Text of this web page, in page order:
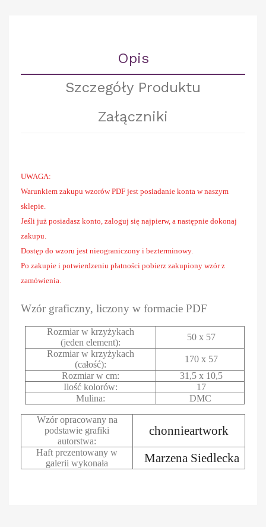
Opis
Szczegóły Produktu
Załączniki
UWAGA:
Warunkiem zakupu wzorów PDF jest posiadanie konta w naszym
sklepie.
Jeśli już posiadasz konto, zaloguj się najpierw, a następnie dokonaj
zakupu.
Dostęp do wzoru jest nieograniczony i bezterminowy.
Po zakupie i potwierdzeniu płatności pobierz zakupiony wzór z
zamówienia.
Wzór graficzny, liczony w formacie PDF
Rozmiar w krzyżykach
(jeden element):
50 x 57
Rozmiar w krzyżykach
(całość):
170 x 57
Rozmiar w cm:
31,5 x 10,5
Ilość kolorów:
17
Mulina:
DMC
Wzór opracowany na
podstawie grafiki
autorstwa:
chonnieartwork
Haft prezentowany w
galerii wykonała
Marzena Siedlecka